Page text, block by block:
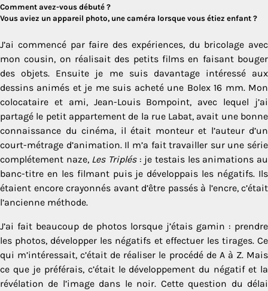
Comment avez-vous débuté ?
Vous aviez un appareil photo, une caméra lorsque vous étiez enfant ?
J’ai commencé par faire des expériences, du bricolage avec
mon cousin, on réalisait des petits films en faisant bouger
des objets. Ensuite je me suis davantage intéressé aux
dessins animés et je me suis acheté une Bolex 16 mm. Mon
colocataire et ami, Jean-Louis Bompoint, avec lequel j’ai
partagé le petit appartement de la rue Labat, avait une bonne
connaissance du cinéma, il était monteur et l’auteur d’un
court-métrage d’animation. Il m’a fait travailler sur une série
complétement naze, Les Triplés: je testais les animations au
banc-titre en les filmant puis je développais les négatifs. Ils
étaient encore crayonnés avant d’être passés à l’encre, c’était
l’ancienne méthode.
J’ai fait beaucoup de photos lorsque j’étais gamin : prendre
les photos, développer les négatifs et effectuer les tirages. Ce
qui m’intéressait, c’était de réaliser le procédé de A à Z. Mais
ce que je préférais, c’était le développement du négatif et la
révélation de l’image dans le noir. Cette question du délai